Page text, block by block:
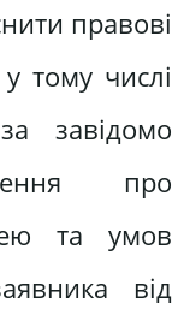
правові
тому числі
завідомо
про
та умов
від